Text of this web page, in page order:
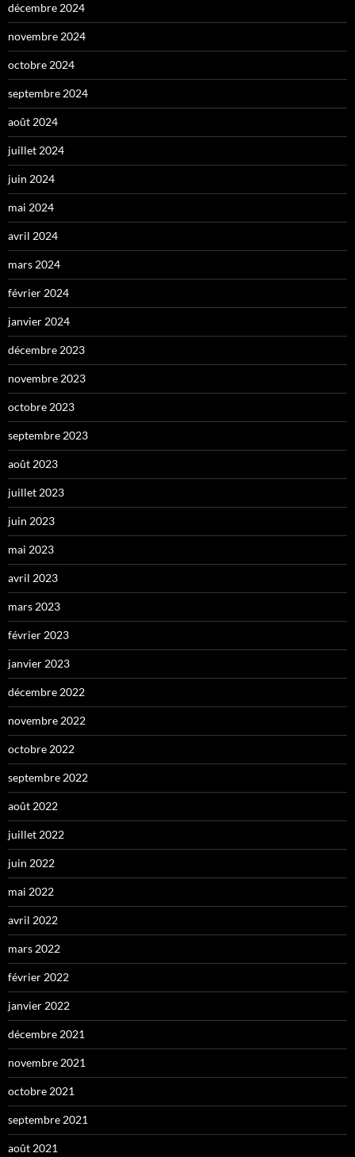
décembre 2024
novembre 2024
octobre 2024
septembre 2024
août 2024
juillet 2024
juin 2024
mai 2024
avril 2024
mars 2024
février 2024
janvier 2024
décembre 2023
novembre 2023
octobre 2023
septembre 2023
août 2023
juillet 2023
juin 2023
mai 2023
avril 2023
mars 2023
février 2023
janvier 2023
décembre 2022
novembre 2022
octobre 2022
septembre 2022
août 2022
juillet 2022
juin 2022
mai 2022
avril 2022
mars 2022
février 2022
janvier 2022
décembre 2021
novembre 2021
octobre 2021
septembre 2021
août 2021